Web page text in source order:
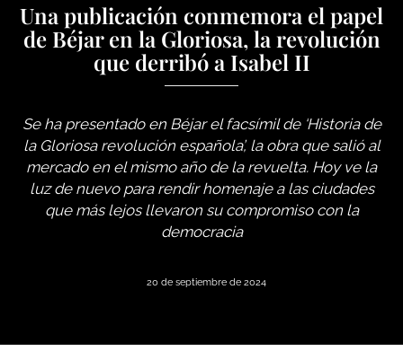
Una publicación conmemora el papel
de Béjar en la Gloriosa, la revolución
que derribó a Isabel II
Se ha presentado en Béjar el facsímil de ‘Historia de
la Gloriosa revolución española’, la obra que salió al
mercado en el mismo año de la revuelta. Hoy ve la
luz de nuevo para rendir homenaje a las ciudades
que más lejos llevaron su compromiso con la
democracia
20 de septiembre de 2024